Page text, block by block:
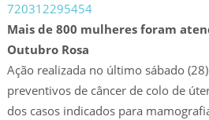
720312295454
Mais de 800 mulheres foram
Outubro Rosa
Ação realizada no último sábado
preventivos de câncer de colo de
dos casos indicados para